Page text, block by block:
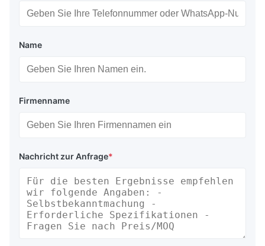
Name
Firmenname
Nachricht zur Anfrage*